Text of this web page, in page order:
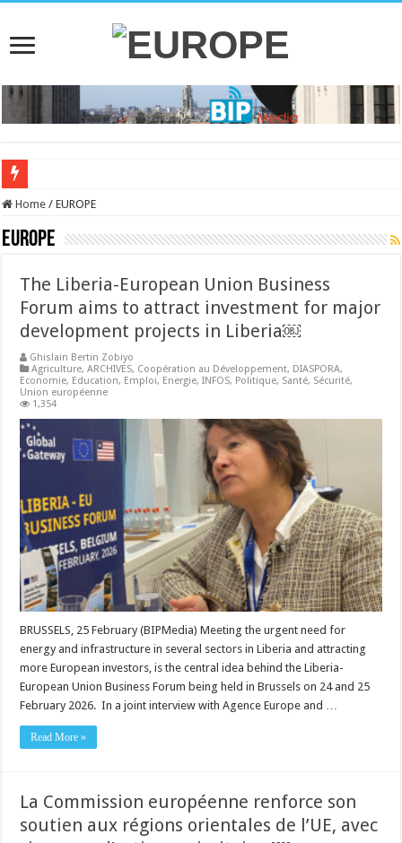
Home / EUROPE
EUROPE
The Liberia-European Union Business
Forum aims to attract investment for major
development projects in Liberia￼
Ghislain Bertin Zobiyo
Agriculture,ARCHIVES, Coopération au Développement, DIASPORA,
Economie, Education, Emploi, Energie,INFOS, Politique, Santé, Sécurité,
Union européenne
1,354
BRUSSELS, 25 February (BIPMedia) Meeting the urgent need for
energy and infrastructure in several sectors in Liberia and attracting
more European investors, is the central idea behind the Liberia-
European Union Business Forum being held in Brussels on 24 and 25
February 2026. In a joint interview with Agence Europe and …
Read More »
La Commission européenne renforce son
soutien aux régions orientales de l’UE, avec